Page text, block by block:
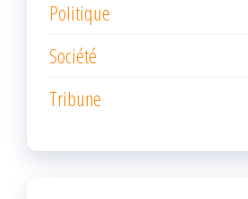
Politique
Société
Tribune